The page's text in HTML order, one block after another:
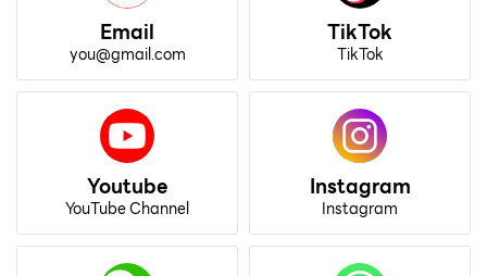
Email
you@gmail.com
TikTok
TikTok
Youtube
YouTube Channel
Instagram
Instagram